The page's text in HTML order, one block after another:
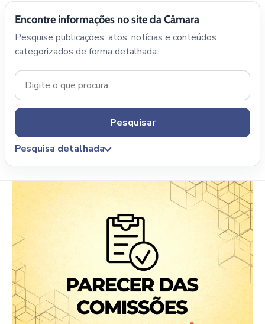
Encontre informações no site da Câmara
Pesquise publicações, atos, notícias e conteúdos
categorizados de forma detalhada.
Pesquisar
Pesquisa detalhada